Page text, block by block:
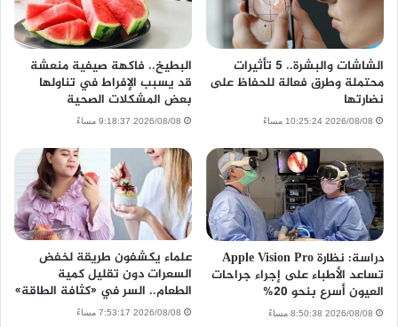
الشاشات والبشرة.. 5 تأثيرات
محتملة وطرق فعالة للحفاظ على
نضارتها
2026/08/08 10:25:24 مساءً
البطيخ.. فاكهة صيفية منعشة
قد يسبب الإفراط في تناولها
بعض المشكلات الصحية
2026/08/08 9:18:37 مساءً
دراسة: نظارة Apple Vision Pro
تساعد الأطباء على إجراء جراحات
العيون أسرع بنحو 20%
2026/08/08 8:50:38 مساءً
علماء يكشفون طريقة لخفض
السعرات دون تقليل كمية
الطعام.. السر في «كثافة الطاقة»
2026/08/08 7:53:17 مساءً